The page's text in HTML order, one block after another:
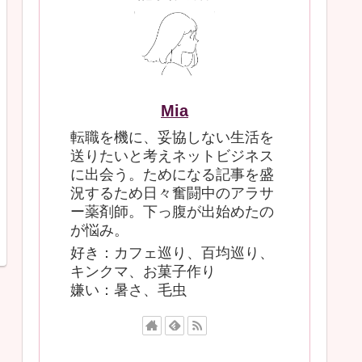
Mia
転職を機に、妥協しない生活を
送りたいと考えネットビジネス
に出会う。ためになる記事を盛
況するため日々奮闘中のアラサ
ー薬剤師。下っ腹が出始めたの
が悩み。
好き：カフェ巡り、百均巡り、
キンクマ、お菓子作り
嫌い：暑さ、毛虫